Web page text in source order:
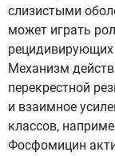
слизистыми
может играть
Механизм
перекрестной
и взаимное
классов,
Фосфомицин